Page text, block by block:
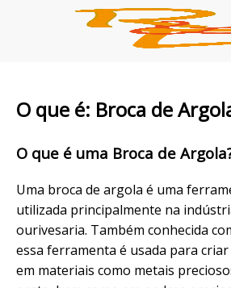
O que é: Broca de
O que é uma Broca de
Uma broca de argola é uma
utilizada principalmente na
ourivesaria. Também conhecida
essa ferramenta é usada para
em materiais como metais